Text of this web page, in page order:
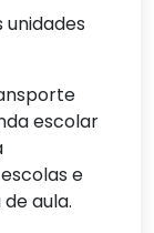
escolar
e
aula.